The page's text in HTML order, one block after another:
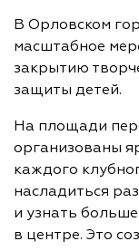
В Орловском
масштабное
закрытию
защиты детей.
На площади
организованы
каждого
насладиться
и узнать
в центре. Это